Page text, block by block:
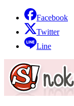
Facebook
Twitter
Line